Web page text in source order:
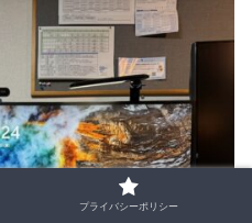
プライバシーポリシー